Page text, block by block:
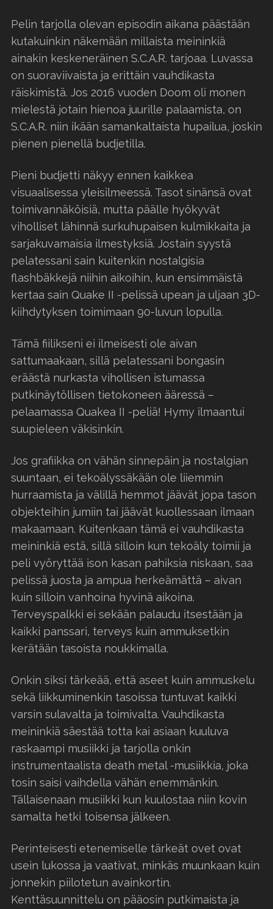
Pelin tarjolla olevan episodin aikana päästään
kutakuinkin näkemään millaista meininkiä
ainakin keskeneräinen S.C.A.R. tarjoaa. Luvassa
on suoraviivaista ja erittäin vauhdikasta
räiskimistä. Jos 2016 vuoden Doom oli monen
mielestä jotain hienoa juurille palaamista, on
S.C.A.R. niin ikään samankaltaista hupailua, joskin
pienen pienellä budjetilla.
Pieni budjetti näkyy ennen kaikkea
visuaalisessa yleisilmeessä. Tasot sinänsä ovat
toimivannäköisiä, mutta päälle hyökyvät
viholliset lähinnä surkuhupaisen kulmikkaita ja
sarjakuvamaisia ilmestyksiä. Jostain syystä
pelatessani sain kuitenkin nostalgisia
flashbäkkejä niihin aikoihin, kun ensimmäistä
kertaa sain Quake II -pelissä upean ja uljaan 3D-
kiihdytyksen toimimaan 90-luvun lopulla.
Tämä fiilikseni ei ilmeisesti ole aivan
sattumaakaan, sillä pelatessani bongasin
eräästä nurkasta vihollisen istumassa
putkinäytöllisen tietokoneen ääressä –
pelaamassa Quakea II -peliä! Hymy ilmaantui
suupieleen väkisinkin.
Jos grafiikka on vähän sinnepäin ja nostalgian
suuntaan, ei tekoälyssäkään ole liiemmin
hurraamista ja välillä hemmot jäävät jopa tason
objekteihin jumiin tai jäävät kuollessaan ilmaan
makaamaan. Kuitenkaan tämä ei vauhdikasta
meininkiä estä, sillä silloin kun tekoäly toimii ja
peli vyöryttää ison kasan pahiksia niskaan, saa
pelissä juosta ja ampua herkeämättä – aivan
kuin silloin vanhoina hyvinä aikoina.
Terveyspalkki ei sekään palaudu itsestään ja
kaikki panssari, terveys kuin ammuksetkin
kerätään tasoista noukkimalla.
Onkin siksi tärkeää, että aseet kuin ammuskelu
sekä liikkuminenkin tasoissa tuntuvat kaikki
varsin sulavalta ja toimivalta. Vauhdikasta
meininkiä säestää totta kai asiaan kuuluva
raskaampi musiikki ja tarjolla onkin
instrumentaalista death metal -musiikkia, joka
tosin saisi vaihdella vähän enemmänkin.
Tällaisenaan musiikki kun kuulostaa niin kovin
samalta hetki toisensa jälkeen.
Perinteisesti etenemiselle tärkeät ovet ovat
usein lukossa ja vaativat, minkäs muunkaan kuin
jonnekin piilotetun avainkortin.
Kenttäsuunnittelu on pääosin putkimaista ja